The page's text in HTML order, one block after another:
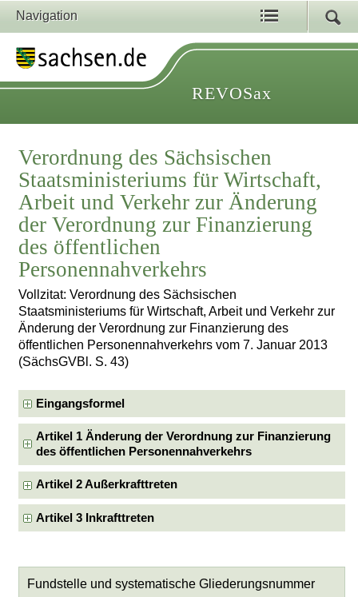
Navigation
REVOSax
Verordnung des Sächsischen
Staatsministeriums für Wirtschaft,
Arbeit und Verkehr zur Änderung
der Verordnung zur Finanzierung
des öffentlichen
Personennahverkehrs
Vollzitat: Verordnung des Sächsischen
Staatsministeriums für Wirtschaft, Arbeit und Verkehr zur
Änderung der Verordnung zur Finanzierung des
öffentlichen Personennahverkehrs vom 7. Januar 2013
(SächsGVBl. S. 43)
Eingangsformel
Artikel 1 Änderung der Verordnung zur Finanzierung
des öffentlichen Personennahverkehrs
Artikel 2 Außerkrafttreten
Artikel 3 Inkrafttreten
Fundstelle und systematische Gliederungsnummer